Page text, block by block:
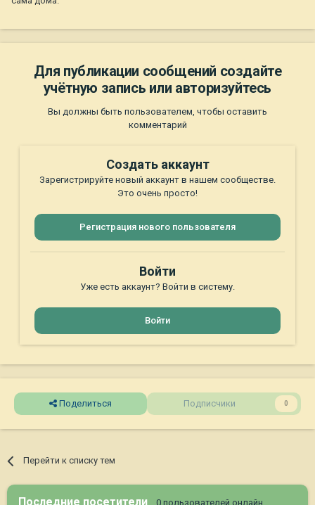
Для публикации сообщений создайте
учётную запись или авторизуйтесь
Вы должны быть пользователем, чтобы оставить
комментарий
Создать аккаунт
Зарегистрируйте новый аккаунт в нашем сообществе.
Это очень просто!
Регистрация нового пользователя
Войти
Уже есть аккаунт? Войти в систему.
Войти
Поделиться Подписчики 0
Перейти к списку тем
Последние посетители 0 пользователей онлайн